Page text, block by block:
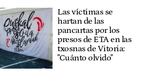
Las víctimas se
hartan de las
pancartas por los
presos de ETA en las
txosnas de Vitoria:
"Cuánto olvido"